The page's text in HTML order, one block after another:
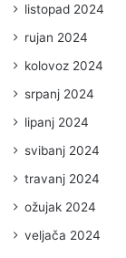
listopad 2024
rujan 2024
kolovoz 2024
srpanj 2024
lipanj 2024
svibanj 2024
travanj 2024
ožujak 2024
veljača 2024